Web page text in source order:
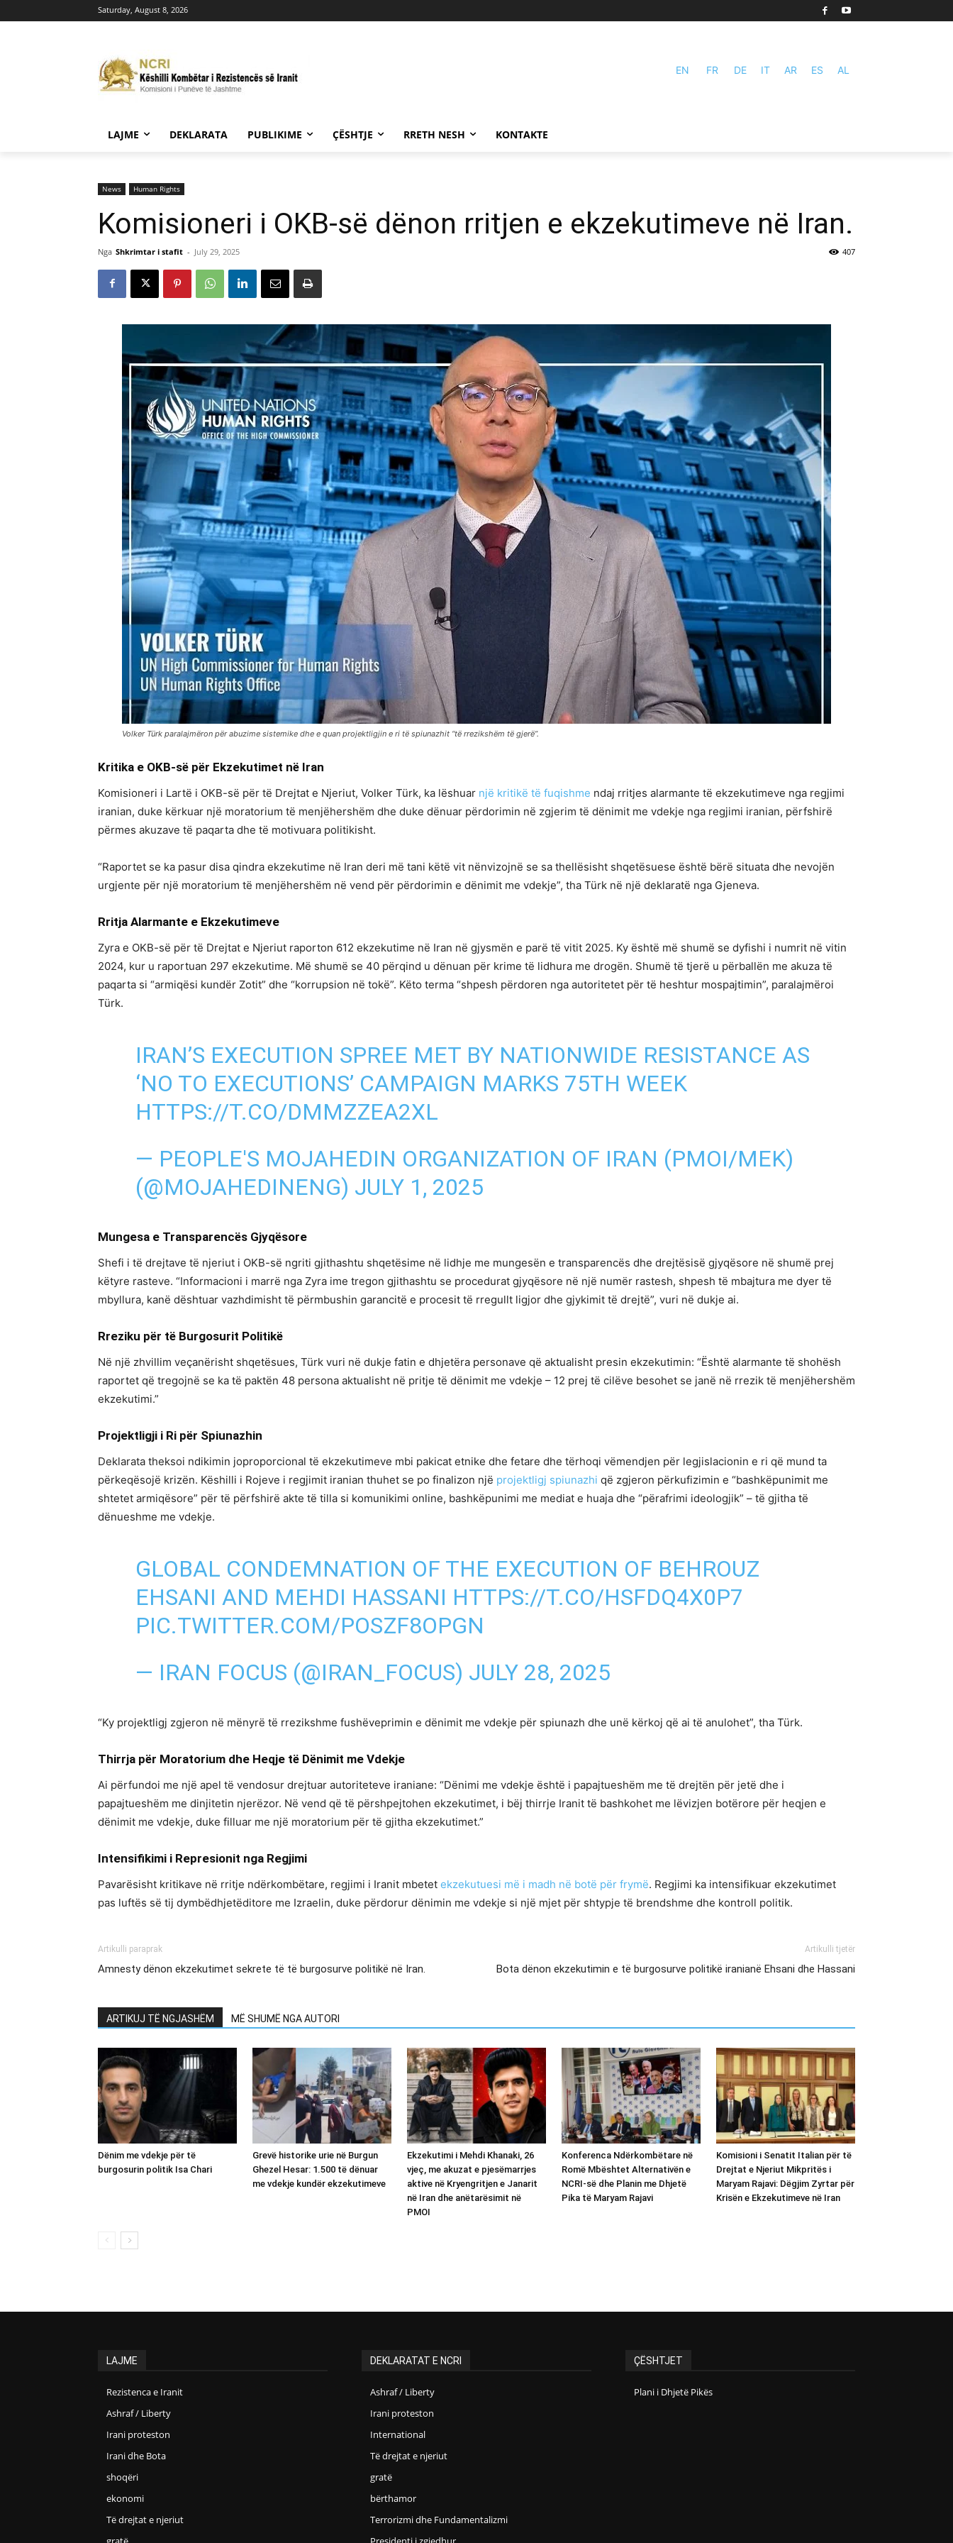
Saturday, August 8, 2026
EN FR DE IT AR ES AL
LAJME DEKLARATA PUBLIKIME ÇËSHTJE RRETH NESH KONTAKTE
News Human Rights
Komisioneri i OKB-së dënon rritjen e ekzekutimeve në Iran.
Nga Shkrimtar i stafit - July 29, 2025 407
Volker Türk paralajmëron për abuzime sistemike dhe e quan projektligjin e ri të spiunazhit “të rrezikshëm të gjerë”.
Kritika e OKB-së për Ekzekutimet në Iran
Komisioneri i Lartë i OKB-së për të Drejtat e Njeriut, Volker Türk, ka lëshuar një kritikë të fuqishme ndaj rritjes alarmante të ekzekutimeve nga regjimi
iranian, duke kërkuar një moratorium të menjëhershëm dhe duke dënuar përdorimin në zgjerim të dënimit me vdekje nga regjimi iranian, përfshirë
përmes akuzave të paqarta dhe të motivuara politikisht.
“Raportet se ka pasur disa qindra ekzekutime në Iran deri më tani këtë vit nënvizojnë se sa thellësisht shqetësuese është bërë situata dhe nevojën
urgjente për një moratorium të menjëhershëm në vend për përdorimin e dënimit me vdekje”, tha Türk në një deklaratë nga Gjeneva.
Rritja Alarmante e Ekzekutimeve
Zyra e OKB-së për të Drejtat e Njeriut raporton 612 ekzekutime në Iran në gjysmën e parë të vitit 2025. Ky është më shumë se dyfishi i numrit në vitin
2024, kur u raportuan 297 ekzekutime. Më shumë se 40 përqind u dënuan për krime të lidhura me drogën. Shumë të tjerë u përballën me akuza të
paqarta si “armiqësi kundër Zotit” dhe “korrupsion në tokë”. Këto terma “shpesh përdoren nga autoritetet për të heshtur mospajtimin”, paralajmëroi
Türk.
IRAN’S EXECUTION SPREE MET BY NATIONWIDE RESISTANCE AS
‘NO TO EXECUTIONS’ CAMPAIGN MARKS 75TH WEEK
HTTPS://T.CO/DMMZZEA2XL
— PEOPLE'S MOJAHEDIN ORGANIZATION OF IRAN (PMOI/MEK)
(@MOJAHEDINENG) JULY 1, 2025
Mungesa e Transparencës Gjyqësore
Shefi i të drejtave të njeriut i OKB-së ngriti gjithashtu shqetësime në lidhje me mungesën e transparencës dhe drejtësisë gjyqësore në shumë prej
këtyre rasteve. “Informacioni i marrë nga Zyra ime tregon gjithashtu se procedurat gjyqësore në një numër rastesh, shpesh të mbajtura me dyer të
mbyllura, kanë dështuar vazhdimisht të përmbushin garancitë e procesit të rregullt ligjor dhe gjykimit të drejtë”, vuri në dukje ai.
Rreziku për të Burgosurit Politikë
Në një zhvillim veçanërisht shqetësues, Türk vuri në dukje fatin e dhjetëra personave që aktualisht presin ekzekutimin: “Është alarmante të shohësh
raportet që tregojnë se ka të paktën 48 persona aktualisht në pritje të dënimit me vdekje – 12 prej të cilëve besohet se janë në rrezik të menjëhershëm
ekzekutimi.”
Projektligji i Ri për Spiunazhin
Deklarata theksoi ndikimin joproporcional të ekzekutimeve mbi pakicat etnike dhe fetare dhe tërhoqi vëmendjen për legjislacionin e ri që mund ta
përkeqësojë krizën. Këshilli i Rojeve i regjimit iranian thuhet se po finalizon një projektligj spiunazhi që zgjeron përkufizimin e “bashkëpunimit me
shtetet armiqësore” për të përfshirë akte të tilla si komunikimi online, bashkëpunimi me mediat e huaja dhe “përafrimi ideologjik” – të gjitha të
dënueshme me vdekje.
GLOBAL CONDEMNATION OF THE EXECUTION OF BEHROUZ
EHSANI AND MEHDI HASSANI HTTPS://T.CO/HSFDQ4X0P7
PIC.TWITTER.COM/POSZF8OPGN
— IRAN FOCUS (@IRAN_FOCUS) JULY 28, 2025
“Ky projektligj zgjeron në mënyrë të rrezikshme fushëveprimin e dënimit me vdekje për spiunazh dhe unë kërkoj që ai të anulohet”, tha Türk.
Thirrja për Moratorium dhe Heqje të Dënimit me Vdekje
Ai përfundoi me një apel të vendosur drejtuar autoriteteve iraniane: “Dënimi me vdekje është i papajtueshëm me të drejtën për jetë dhe i
papajtueshëm me dinjitetin njerëzor. Në vend që të përshpejtohen ekzekutimet, i bëj thirrje Iranit të bashkohet me lëvizjen botërore për heqjen e
dënimit me vdekje, duke filluar me një moratorium për të gjitha ekzekutimet.”
Intensifikimi i Represionit nga Regjimi
Pavarësisht kritikave në rritje ndërkombëtare, regjimi i Iranit mbetet ekzekutuesi më i madh në botë për frymë. Regjimi ka intensifikuar ekzekutimet
pas luftës së tij dymbëdhjetëditore me Izraelin, duke përdorur dënimin me vdekje si një mjet për shtypje të brendshme dhe kontroll politik.
Artikulli paraprak
Amnesty dënon ekzekutimet sekrete të të burgosurve politikë në Iran.
Artikulli tjetër
Bota dënon ekzekutimin e të burgosurve politikë iranianë Ehsani dhe Hassani
ARTIKUJ TË NGJASHËM MË SHUMË NGA AUTORI
Dënim me vdekje për të
burgosurin politik Isa Chari
Grevë historike urie në Burgun
Ghezel Hesar: 1.500 të dënuar
me vdekje kundër ekzekutimeve
Ekzekutimi i Mehdi Khanaki, 26
vjeç, me akuzat e pjesëmarrjes
aktive në Kryengritjen e Janarit
në Iran dhe anëtarësimit në
PMOI
Konferenca Ndërkombëtare në
Romë Mbështet Alternativën e
NCRI-së dhe Planin me Dhjetë
Pika të Maryam Rajavi
Komisioni i Senatit Italian për të
Drejtat e Njeriut Mikpritës i
Maryam Rajavi: Dëgjim Zyrtar për
Krisën e Ekzekutimeve në Iran
LAJME
Rezistenca e Iranit
Ashraf / Liberty
Irani proteston
Irani dhe Bota
shoqëri
ekonomi
Të drejtat e njeriut
DEKLARATAT E NCRI
Ashraf / Liberty
Irani proteston
International
Të drejtat e njeriut
gratë
bërthamor
Terrorizmi dhe Fundamentalizmi
ÇËSHTJET
Plani i Dhjetë Pikës